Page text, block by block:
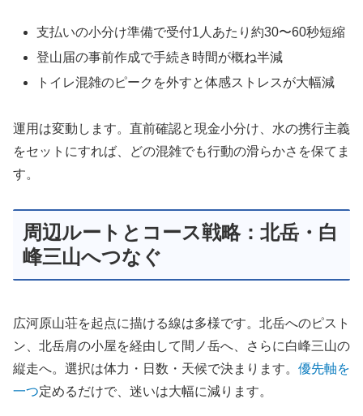
支払いの小分け準備で受付1人あたり約30〜60秒短縮
登山届の事前作成で手続き時間が概ね半減
トイレ混雑のピークを外すと体感ストレスが大幅減
運用は変動します。直前確認と現金小分け、水の携行主義
をセットにすれば、どの混雑でも行動の滑らかさを保てま
す。
周辺ルートとコース戦略：北岳・白
峰三山へつなぐ
広河原山荘を起点に描ける線は多様です。北岳へのピスト
ン、北岳肩の小屋を経由して間ノ岳へ、さらに白峰三山の
縦走へ。選択は体力・日数・天候で決まります。 優先軸を
一つ定めるだけで、迷いは大幅に減ります。